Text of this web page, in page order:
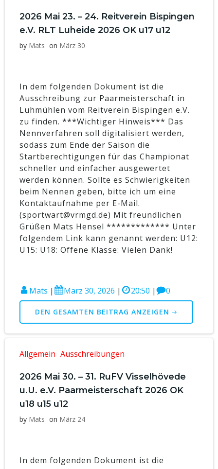
2026 Mai 23. – 24. Reitverein Bispingen
e.V. RLT Luheide 2026 OK u17 u12
by Mats on März 30
In dem folgenden Dokument ist die
Ausschreibung zur Paarmeisterschaft in
Luhmühlen vom Reitverein Bispingen e.V.
zu finden. ***Wichtiger Hinweis*** Das
Nennverfahren soll digitalisiert werden,
sodass zum Ende der Saison die
Startberechtigungen für das Championat
schneller und einfacher ausgewertet
werden können. Sollte es Schwierigkeiten
beim Nennen geben, bitte ich um eine
Kontaktaufnahme per E-Mail.
(sportwart@vrmgd.de) Mit freundlichen
Grüßen Mats Hensel ************* Unter
folgendem Link kann genannt werden: U12:
U15: U18: Offene Klasse: Vielen Dank!
Mats | März 30, 2026 | 20:50 | 0
DEN GESAMTEN BEITRAG ANZEIGEN
Allgemein Ausschreibungen
2026 Mai 30. – 31. RuFV Visselhövede
u.U. e.V. Paarmeisterschaft 2026 OK
u18 u15 u12
by Mats on März 24
In dem folgenden Dokument ist die